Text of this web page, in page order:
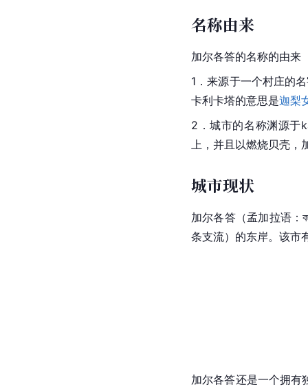
名称由来
加尔各答的名称的由来
1．来源于一个村庄的
卡利卡塔的意思是迦梨
2．城市的名称渊源于
上，并且以燃烧贝壳，
城市现状
加尔各答（孟加拉语：
条支流）的东岸。该市
加尔各答还是一个拥有